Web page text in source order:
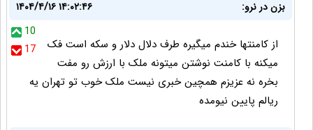
بزن در نرو:
۱۴۰۴/۴/۱۶ ۱۴:۰۲:۴۶
10
17
از کامنتها خندم میگیره طرف دلال دلار و سکه است فک
میکنه با کامنت نوشتن میتونه ملک با ارزش رو مفت
بخره نه عزیزم همچین خبری نیست ملک خوب تو تهران یه
ریالم پایین نیومده